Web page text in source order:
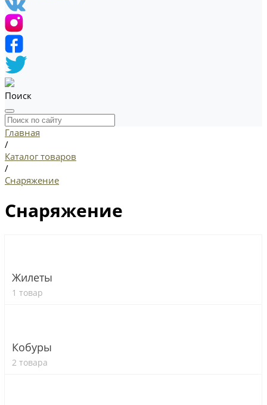
Поиск
Главная
/
Каталог товаров
/
Снаряжение
Снаряжение
Жилеты
1 товар
Кобуры
2 товара